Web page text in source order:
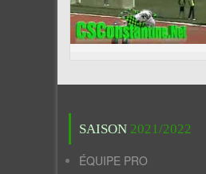
SAISON 2021/2022
ÉQUIPE PRO